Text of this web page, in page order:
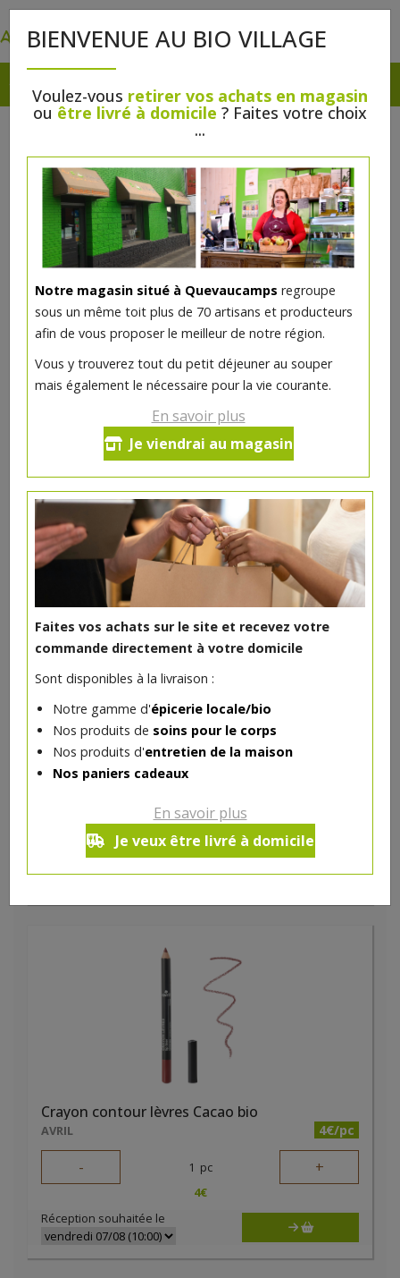
BIENVENUE AU BIO VILLAGE
Voulez-vous retirer vos achats en magasin
ou être livré à domicile ? Faites votre choix
...
Notre magasin situé à Quevaucamps regroupe
sous un même toit plus de 70 artisans et producteurs
afin de vous proposer le meilleur de notre région.
Vous y trouverez tout du petit déjeuner au souper
mais également le nécessaire pour la vie courante.
En savoir plus
Je viendrai au magasin
Faites vos achats sur le site et recevez votre
commande directement à votre domicile
Sont disponibles à la livraison :
Notre gamme d'épicerie locale/bio
Nos produits de soins pour le corps
Nos produits d'entretien de la maison
Nos paniers cadeaux
En savoir plus
Je veux être livré à domicile
Crayon rouge à lèvres Sable Rosé
bio
5€/pc
Ce produit est indisponible pour le moment.
DANS LA MÊME CATÉGORIE ...
AVRIL
1 pc
4€
Crayon contour lèvres Cacao bio
AVRIL 4€/pc
- 1 pc +
4€
Réception souhaitée le